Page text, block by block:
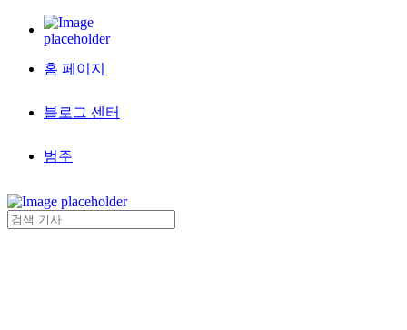
홈 페이지
블로그 센터
범주